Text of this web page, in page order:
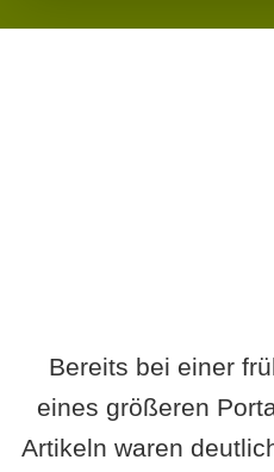
Bereits bei einer
eines größeren
Artikeln waren